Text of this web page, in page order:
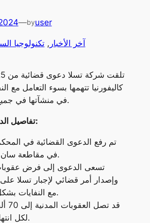
—byuser
آخر الأخبار , تكنولوجيا
كاليفورنيا تتهمها بسوء التعامل مع
في منشآتها في جميع أنحاء الولاية.
تفاصيل الدعوى القضائية:
تم رفع الدعوى القضائية في
في مقاطعة سان جواكين.
تسعى الدعوى إلى فرض
وإصدار أمر قضائي لإجبار تسلا على
مع النفايات بشكل صحيح.
قد
لكل انتهاك يومياً.